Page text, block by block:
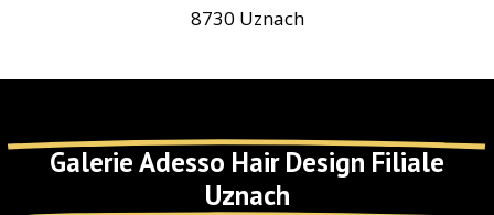
8730 Uznach
Galerie Adesso Hair Design Filiale
Uznach